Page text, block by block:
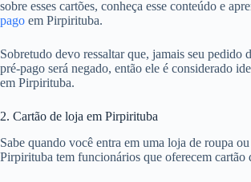
sobre esses cartões, conheça esse conteúdo e
pago em Pirpirituba.
Sobretudo devo ressaltar que, jamais seu pedido
pré-pago será negado, então ele é considerado
em Pirpirituba.
2. Cartão de loja em Pirpirituba
Sabe quando você entra em uma loja de roupa
Pirpirituba tem funcionários que oferecem cartão